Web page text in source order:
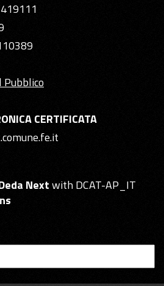
Pubblico
CERTIFICATA
Nextwith DCAT-AP_IT